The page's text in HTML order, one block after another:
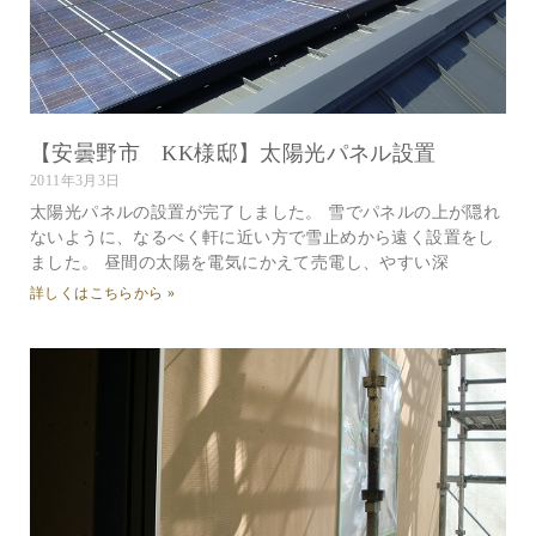
【安曇野市 KK様邸】太陽光パネル設置
2011年3月3日
太陽光パネルの設置が完了しました。 雪でパネルの上が隠れ
ないように、なるべく軒に近い方で雪止めから遠く設置をし
ました。 昼間の太陽を電気にかえて売電し、やすい深
詳しくはこちらから »